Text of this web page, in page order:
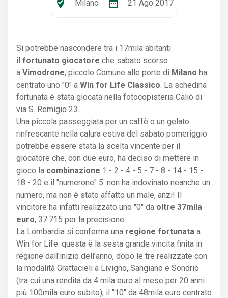
where_to_vote Milano date_range 21 Ago 2017
Si potrebbe nascondere tra i 17mila abitanti
il fortunato giocatore che sabato scorso
a Vimodrone, piccolo Comune alle porte di Milano ha
centrato uno "0" a Win for Life Classico. La schedina
fortunata è stata giocata nella fotocopisteria Caliò di
via S. Remigio 23.
Una piccola passeggiata per un caffè o un gelato
rinfrescante nella calura estiva del sabato pomeriggio
potrebbe essere stata la scelta vincente per il
giocatore che, con due euro, ha deciso di mettere in
gioco la combinazione 1 - 2 - 4 - 5 - 7 - 8 - 14 - 15 -
18 - 20 e il "numerone" 5: non ha indovinato neanche un
numero, ma non è stato affatto un male, anzi! Il
vincitore ha infatti realizzato uno "0" da oltre 37mila
euro, 37.715 per la precisione.
La Lombardia si conferma una regione fortunata a
Win for Life: questa è la sesta grande vincita finita in
regione dall'inizio dell'anno, dopo le tre realizzate con
la modalità Grattacieli a Livigno, Sangiano e Sondrio
(tra cui una rendita da 4 mila euro al mese per 20 anni
più 100mila euro subito), il "10" da 48mila euro centrato